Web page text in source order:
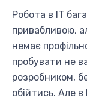
Робота в IT
привабливою,
немає
пробувати не
розробником,
обійтись. Але в